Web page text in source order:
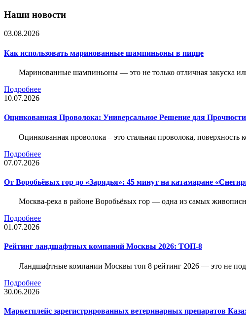
Наши новости
03.08.2026
Как использовать маринованные шампиньоны в пицце
Маринованные шампиньоны — это не только отличная закуска
Подробнее
10.07.2026
Оцинкованная Проволока: Универсальное Решение для
Оцинкованная проволока – это стальная проволока, поверхность
Подробнее
07.07.2026
От Воробьёвых гор до «Зарядья»: 45 минут на катамаране
Москва-река в районе Воробьёвых гор — одна из самых
Подробнее
01.07.2026
Рейтинг ландшафтных компаний Москвы 2026: ТОП-8
Ландшафтные компании Москвы топ 8 рейтинг 2026 — это не
Подробнее
30.06.2026
Маркетплейс зарегистрированных ветеринарных препаратов